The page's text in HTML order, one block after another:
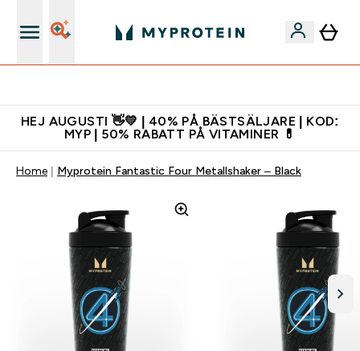
HEJ AUGUSTI 👋💛 | 40% PÅ BÄSTSÄLJARE | KOD:
MYP | 50% RABATT PÅ VITAMINER 💊
Home Myprotein Fantastic Four Metallshaker – Black